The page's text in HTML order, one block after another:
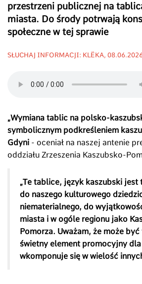
przestrzeni publicznej na
miasta. Do środy potrwają
społeczne w tej sprawie
SŁUCHAJ INFORMACJI: KLËKA,
„Wymiana tablic na polsko-
symbolicznym podkreśleniem
Gdyni - oceniał na naszej antenie
oddziału Zrzeszenia Kaszubsko-
„Te tablice, język kaszubski jest
do naszego kulturowego
niematerialnego, do
miasta i w ogóle regionu jako
Pomorza. Uważam, że może
świetny element promocyjny
wkomponuje się w wielość